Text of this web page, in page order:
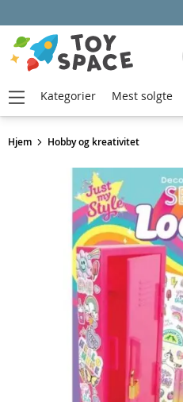
Hjem Hobby og kreativitet
Kategorier Mest solgte